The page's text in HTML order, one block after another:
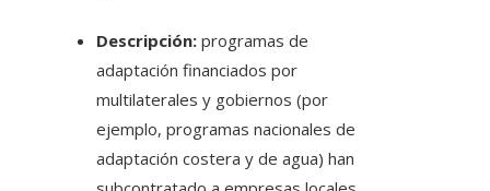
Descripción: programas de
adaptación financiados por
multilaterales y gobiernos (por
ejemplo, programas nacionales de
adaptación costera y de agua) han